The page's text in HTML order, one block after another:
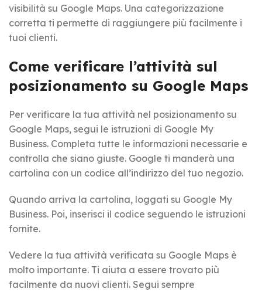
visibilità su Google Maps. Una categorizzazione
corretta ti permette di raggiungere più facilmente i
tuoi clienti.
Come verificare l’attività sul
posizionamento su Google Maps
Per verificare la tua attività nel posizionamento su
Google Maps, segui le istruzioni di Google My
Business. Completa tutte le informazioni necessarie e
controlla che siano giuste. Google ti manderà una
cartolina con un codice all’indirizzo del tuo negozio.
Quando arriva la cartolina, loggati su Google My
Business. Poi, inserisci il codice seguendo le istruzioni
fornite.
Vedere la tua attività verificata su Google Maps è
molto importante. Ti aiuta a essere trovato più
facilmente da nuovi clienti. Segui sempre